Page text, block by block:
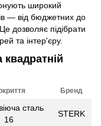
широкий
— від бюджетних до
дозволяє підібрати
та інтер'єру.
квадратній
Бренд
сталь
16
STERK